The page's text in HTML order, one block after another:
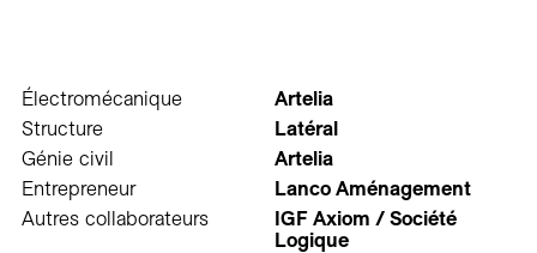
Électromécanique
Artelia
Structure
Latéral
Génie civil
Artelia
Entrepreneur
Lanco Aménagement
Autres collaborateurs
IGF Axiom / Société
Logique